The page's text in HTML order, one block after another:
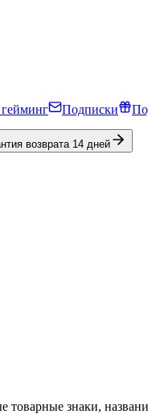
Подписки
возврата 14 дней
товарные знаки,